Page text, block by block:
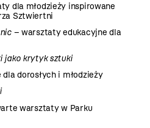
dla młodzieży inspirowane
Sztwiertni
– warsztaty edukacyjne dla
jako krytyk sztuki
dorosłych i młodzieży
warsztaty w Parku